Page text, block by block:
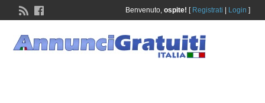
Benvenuto, ospite! [ Registrati Login ]